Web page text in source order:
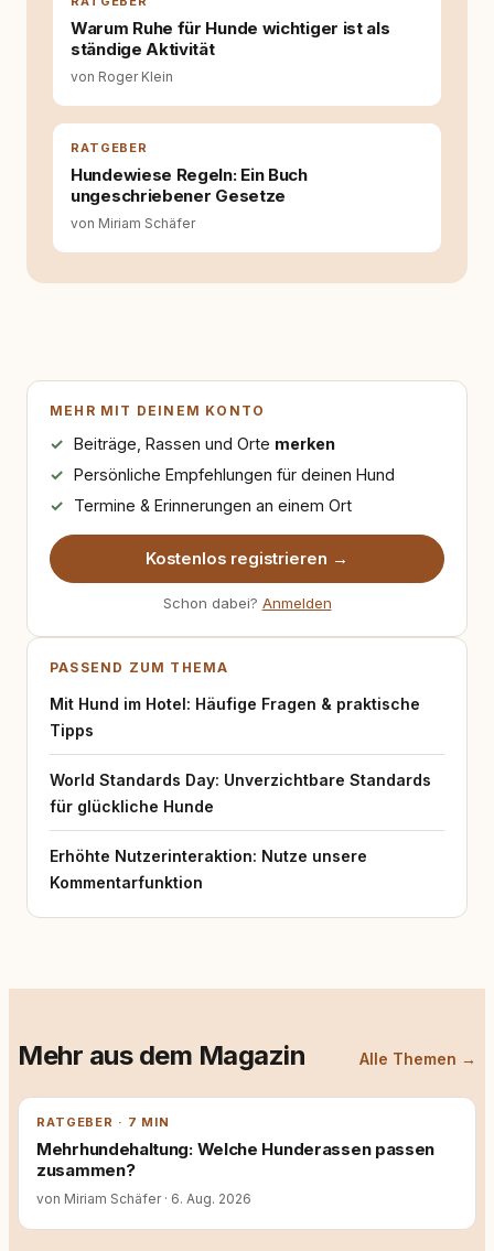
Warum Ruhe für Hunde wichtiger ist als
ständige Aktivität
von Roger Klein
RATGEBER
Hundewiese Regeln: Ein Buch
ungeschriebener Gesetze
von Miriam Schäfer
MEHR MIT DEINEM KONTO
Beiträge, Rassen und Orte merken
Persönliche Empfehlungen für deinen Hund
Termine & Erinnerungen an einem Ort
Kostenlos registrieren →
Schon dabei? Anmelden
PASSEND ZUM THEMA
Mit Hund im Hotel: Häufige Fragen & praktische
Tipps
World Standards Day: Unverzichtbare Standards
für glückliche Hunde
Erhöhte Nutzerinteraktion: Nutze unsere
Kommentarfunktion
Mehr aus dem Magazin Alle Themen →
RATGEBER · 7 MIN
Mehrhundehaltung: Welche Hunderassen passen
zusammen?
von Miriam Schäfer · 6. Aug. 2026